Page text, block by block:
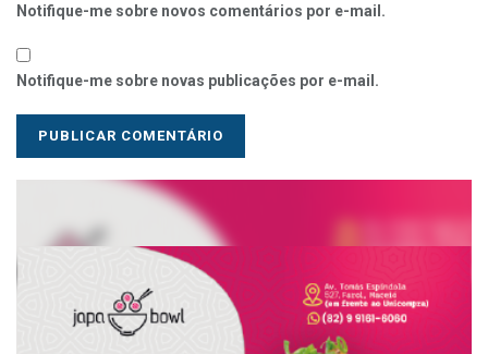
Notifique-me sobre novos comentários por e-mail.
Notifique-me sobre novas publicações por e-mail.